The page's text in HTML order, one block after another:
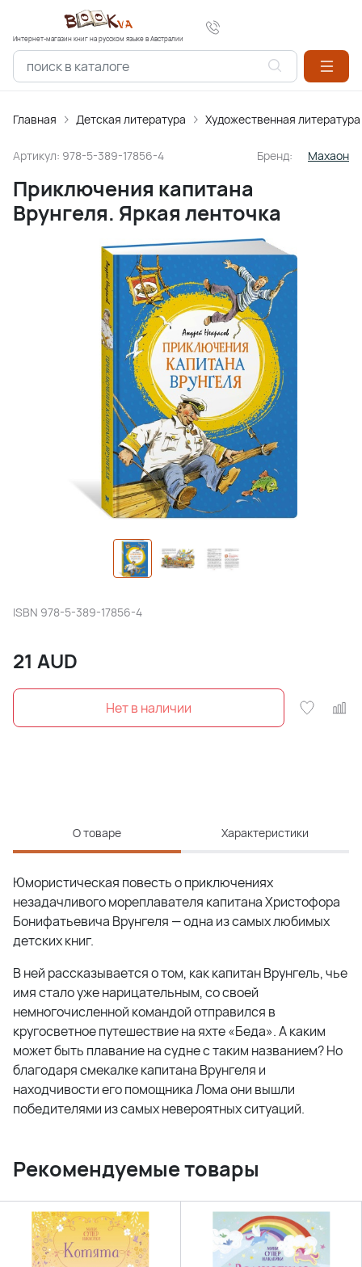
Интернет-магазин книг на русском языке в Австралии
Главная Детская литература Художественная литература
Артикул: 978-5-389-17856-4 Бренд: Махаон
Приключения капитана
Врунгеля. Яркая ленточка
ISBN 978-5-389-17856-4
21 AUD
О товаре Характеристики
Юмористическая повесть о приключениях
незадачливого мореплавателя капитана Христофора
Бонифатьевича Врунгеля — одна из самых любимых
детских книг.
В ней рассказывается о том, как капитан Врунгель, чье
имя стало уже нарицательным, со своей
немногочисленной командой отправился в
кругосветное путешествие на яхте «Беда». А каким
может быть плавание на судне с таким названием? Но
благодаря смекалке капитана Врунгеля и
находчивости его помощника Лома они вышли
победителями из самых невероятных ситуаций.
Рекомендуемые товары